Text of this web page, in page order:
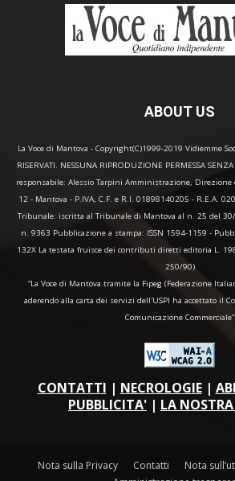
ABOUT US
La Voce di Mantova - Copyright(C)1999-2019 Vidiemme
RISERVATI. NESSUNA RIPRODUZIONE PERMESSA
responsabile: Alessio Tarpini Amministrazione, Direzione
12 - Mantova - P.IVA, C.F. e R.I. 01898140205 - R.E.A.
Tribunale: iscritta al Tribunale di Mantova al n. 25 del
n. 9363 Pubblicazione a stampa: ISSN 1594-1159 -
132X La testata fruisce dei contributi diretti editoria L.
250/90)
“La Voce di Mantova tramite la Fipeg (Federazione
aderendo alla carta dei servizi dell'USPI ha accettato il
Comunicazione Commerciale"
CONTATTI | NECROLOGIE|
PUBBLICITA' | LA
Nota sulla Privacy Contatti
Nota